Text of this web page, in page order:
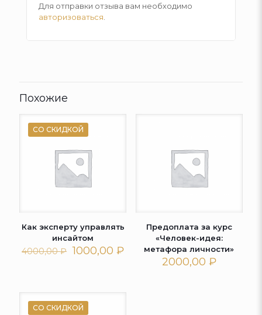
Для отправки отзыва вам необходимо
авторизоваться.
Похожие
СО СКИДКОЙ
Как эксперту управлять
инсайтом
4000,00₽ Первоначальная
1000,00₽Текущая
Предоплата за курс
«Человек-идея:
метафора личности»
2000,00 ₽
СО СКИДКОЙ